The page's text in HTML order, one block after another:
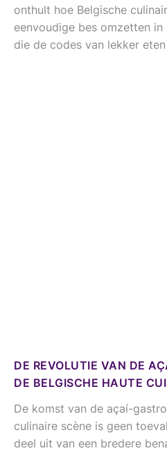
onthult hoe Belgische
eenvoudige bes omzetten
die de codes van lekker
DE REVOLUTIE VAN DE
DE BELGISCHE HAUTE
De komst van de açaí-
culinaire scène is geen
deel uit van een bredere